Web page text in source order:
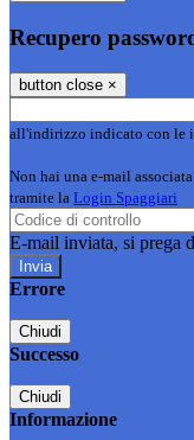
Recupero
button close ×
all'indirizzo indicato con le
Non hai una e-mail
tramite la Login Spaggiari
E-mail inviata, si prega
Errore
Chiudi
Successo
Chiudi
Informazione